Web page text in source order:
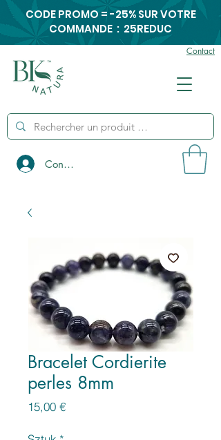
Contact
Connexion
CODE PROMO = -25% SUR VOTRE
COMMANDE : 25REDUC
Bracelet Cordierite
perles 8mm
15,00 €Cena